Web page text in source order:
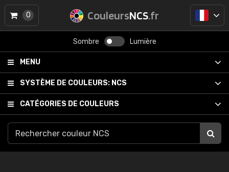
CouleursNCS.fr
Sombre Lumière
MENU
SYSTÈME DE COULEURS: NCS
CATÉGORIES DE COULEURS
0